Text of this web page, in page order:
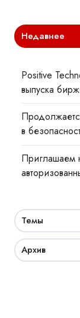
Недавнее
Positive
выпуска
в
Приглашаем
Темы
Архив